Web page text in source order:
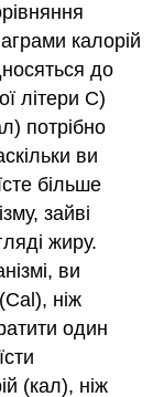
калорій
до
літери С)
потрібно
ви
більше
зайві
жиру.
ви
ніж
один
(кал), ніж